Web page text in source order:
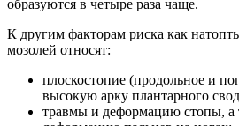
образуются в четыре раза чаще.
К другим факторам риска как
мозолей относят:
плоскостопие (продольное и
высокую арку плантарного
травмы и деформацию стопы, а